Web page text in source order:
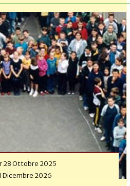
28 Ottobre 2025
Dicembre 2026